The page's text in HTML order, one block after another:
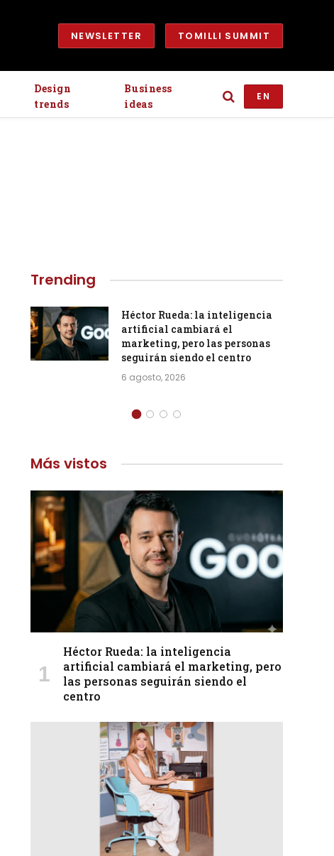
NEWSLETTER TOMILLI SUMMIT
Design
trends
Business
ideas
EN
Trending
Héctor Rueda: la inteligencia
artificial cambiará el
marketing, pero las personas
seguirán siendo el centro
6 agosto, 2026
Más vistos
Héctor Rueda: la inteligencia
artificial cambiará el marketing, pero
las personas seguirán siendo el
centro